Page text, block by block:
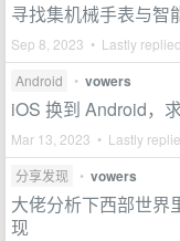
寻找集机械手表与智
Sep 8, 2023 • Lastly
Android • vowers
iOS 换到 Android，
Mar 13, 2023 • Lastly
分享发现 • vowers
大佬分析下西部世界
现